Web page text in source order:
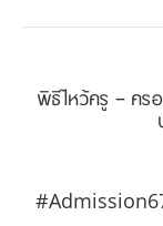
พิธีไหว้ครู – คร